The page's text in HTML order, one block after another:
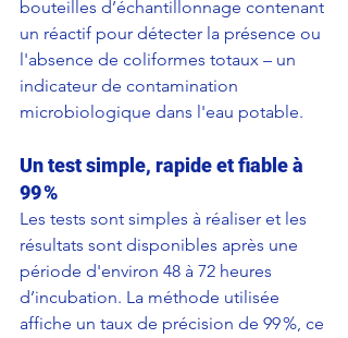
bouteilles d’échantillonnage contenant
un réactif pour détecter la présence ou
l'absence de coliformes totaux – un
indicateur de contamination
microbiologique dans l'eau potable.
Un test simple, rapide et fiable à
99 %
Les tests sont simples à réaliser et les
résultats sont disponibles après une
période d'environ 48 à 72 heures
d’incubation. La méthode utilisée
affiche un taux de précision de 99 %, ce